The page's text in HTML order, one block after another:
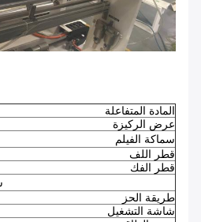
المادة المتفاعلة
عرض الركيزة
سماكة الفيلم
قطر اللف
قطر الفك
طريقة الحز
شاشة التشغيل